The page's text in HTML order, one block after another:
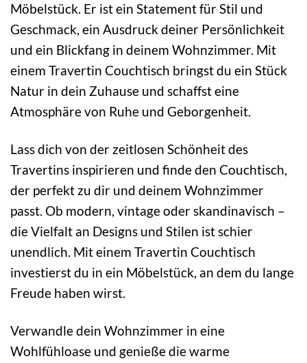
Möbelstück. Er ist ein Statement für Stil und
Geschmack, ein Ausdruck deiner Persönlichkeit
und ein Blickfang in deinem Wohnzimmer. Mit
einem Travertin Couchtisch bringst du ein Stück
Natur in dein Zuhause und schaffst eine
Atmosphäre von Ruhe und Geborgenheit.
Lass dich von der zeitlosen Schönheit des
Travertins inspirieren und finde den Couchtisch,
der perfekt zu dir und deinem Wohnzimmer
passt. Ob modern, vintage oder skandinavisch –
die Vielfalt an Designs und Stilen ist schier
unendlich. Mit einem Travertin Couchtisch
investierst du in ein Möbelstück, an dem du lange
Freude haben wirst.
Verwandle dein Wohnzimmer in eine
Wohlfühloase und genieße die warme